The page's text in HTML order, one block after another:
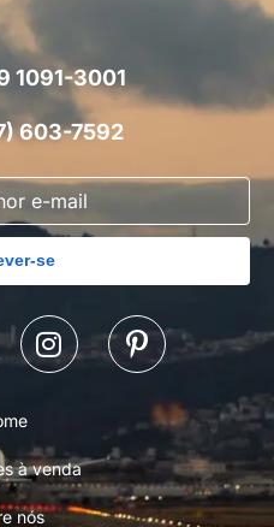
1091-3001
603-7592
se
à venda
nós